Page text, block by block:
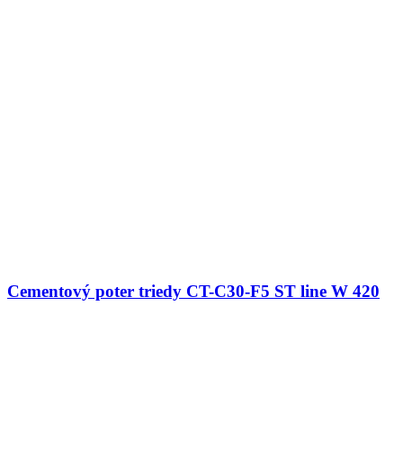
Cementový poter triedy CT-C30-F5 ST line W 420